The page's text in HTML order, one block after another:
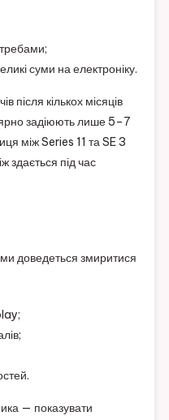
суми на електроніку.
після кількох місяців
задіюють лише 5–7
між Series 11 та SE 3
здається під час
доведеться змиритися
— показувати